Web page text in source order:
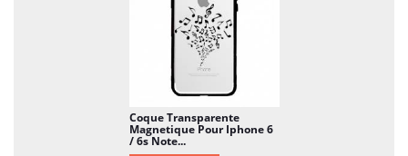
Coque Transparente
Magnetique Pour Iphone 6
/ 6s Note...